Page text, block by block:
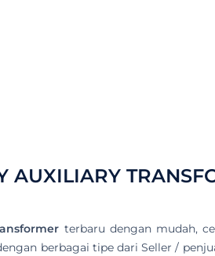
AUXILIARY
terbaru dengan mudah,
berbagai tipe dari Seller /